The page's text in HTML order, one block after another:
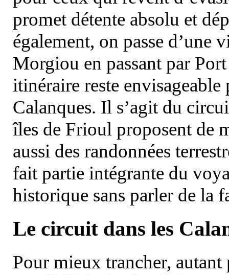
promet détente absolu et
également, on passe d’une
Morgiou en passant par
itinéraire reste
Calanques. Il s’agit du
îles de Frioul proposent de
aussi des randonnées
fait partie intégrante du
historique sans parler de la
Le circuit dans les
Pour mieux trancher, autant